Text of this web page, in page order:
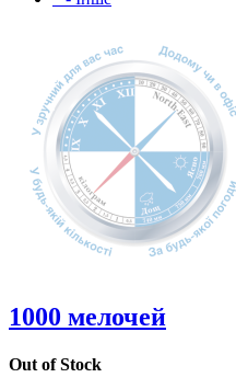
1000 мелочей
Out of Stock